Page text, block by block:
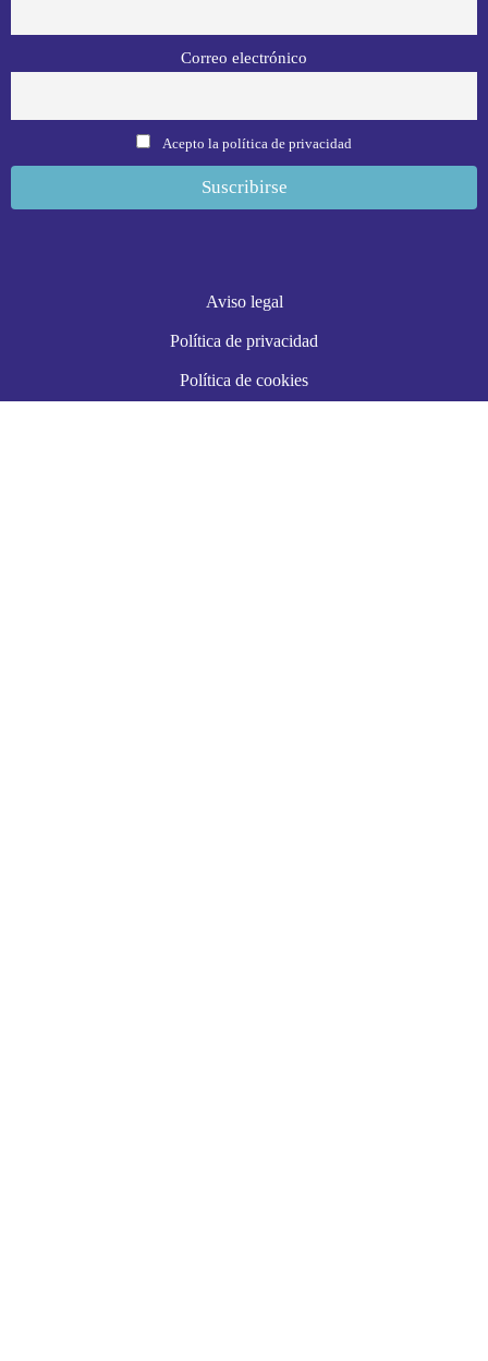
Correo electrónico
Acepto la política de privacidad
Aviso legal
Política de privacidad
Política de cookies